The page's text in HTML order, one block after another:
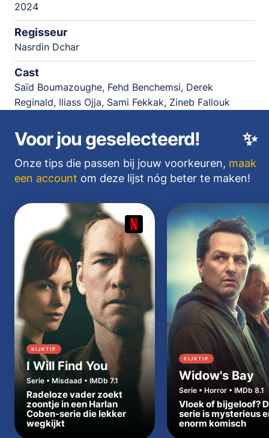
2024
Regisseur
Nasrdin Dchar
Cast
Saïd Boumazoughe, Fehd Benchemsi, Derek
Reginald, Iliass Ojja, Sami Fekkak, Zineb Fallouk
✨
Voor jou geselecteerd!
Onze tips die passen bij jouw voorkeuren, maak
een account om deze lijst nóg beter te maken!
KIJKTIP
I Will Find You
Serie • Misdaad • IMDb 7.1
Radeloze vader zoekt
zoontje in een Harlan
Coben-serie die lekker
wegkijkt
KIJKTIP
Widow's Bay
Serie • Horror • IMDb 8.1
Vloek of bijgeloof?
serie is mysterieus
enorm komisch